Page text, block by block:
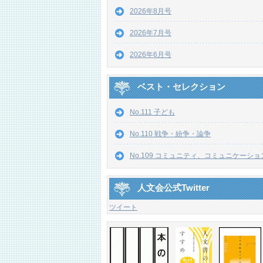
2026年8月号
2026年7月号
2026年6月号
ベスト・セレクション
No.111 子ども
No.110 戦争・紛争・論争
No.109 コミュニティ、コミュニケーショ
人文会公式Twitter
ツイート